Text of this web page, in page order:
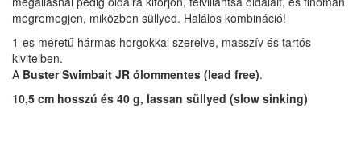
megremegjen, miközben süllyed. Halálos kombináció!
1-es méretű hármas horgokkal szerelve, masszív és tartós
kivitelben.
A Buster Swimbait JR ólommentes (lead free).
10,5 cm hosszú és 40 g, lassan süllyed (slow sinking)